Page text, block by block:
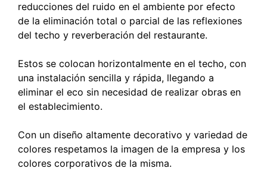
reducciones del ruido en el ambiente por efecto
de la eliminación total o parcial de las reflexiones
del techo y reverberación del restaurante.
Estos se colocan horizontalmente en el techo, con
una instalación sencilla y rápida, llegando a
eliminar el eco sin necesidad de realizar obras en
el establecimiento.
Con un diseño altamente decorativo y variedad de
colores respetamos la imagen de la empresa y los
colores corporativos de la misma.